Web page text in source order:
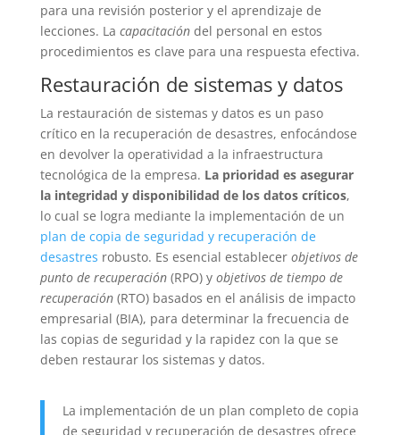
para una revisión posterior y el aprendizaje de
lecciones. La capacitacióndel personal en estos
procedimientos es clave para una respuesta efectiva.
Restauración de sistemas y datos
La restauración de sistemas y datos es un paso
crítico en la recuperación de desastres, enfocándose
en devolver la operatividad a la infraestructura
tecnológica de la empresa. La prioridad es asegurar
la integridad y disponibilidad de los datos críticos,
lo cual se logra mediante la implementación de un
plan de copia de seguridad y recuperación de
desastres robusto. Es esencial establecer objetivos de
punto de recuperación(RPO) y objetivos de tiempo de
recuperación(RTO) basados en el análisis de impacto
empresarial (BIA), para determinar la frecuencia de
las copias de seguridad y la rapidez con la que se
deben restaurar los sistemas y datos.
La implementación de un plan completo de copia
de seguridad y recuperación de desastres ofrece